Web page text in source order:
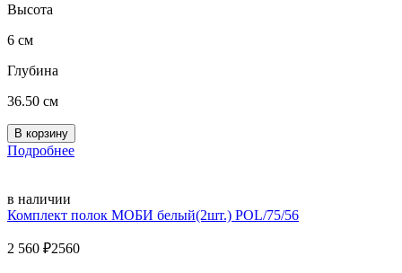
Высота
6 см
Глубина
36.50 см
Подробнее
в наличии
Комплект полок MOБИ белый(2шт.) POL/75/56
2 560 ₽2560